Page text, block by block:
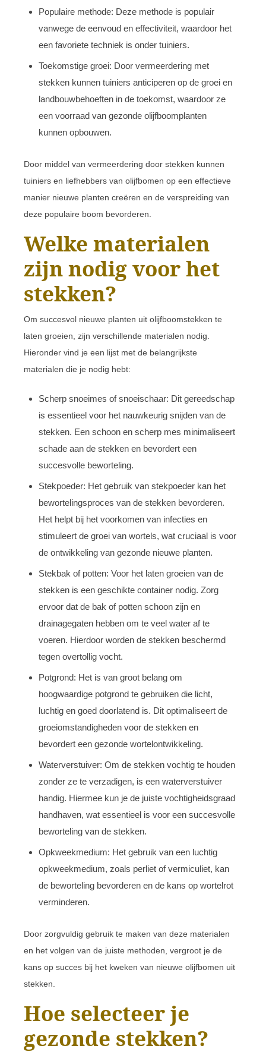
Populaire methode: Deze methode is populair
vanwege de eenvoud en effectiviteit, waardoor het
een favoriete techniek is onder tuiniers.
Toekomstige groei: Door vermeerdering met
stekken kunnen tuiniers anticiperen op de groei en
landbouwbehoeften in de toekomst, waardoor ze
een voorraad van gezonde olijfboomplanten
kunnen opbouwen.
Door middel van vermeerdering door stekken kunnen
tuiniers en liefhebbers van olijfbomen op een effectieve
manier nieuwe planten creëren en de verspreiding van
deze populaire boom bevorderen.
Welke materialen
zijn nodig voor het
stekken?
Om succesvol nieuwe planten uit olijfboomstekken te
laten groeien, zijn verschillende materialen nodig.
Hieronder vind je een lijst met de belangrijkste
materialen die je nodig hebt:
Scherp snoeimes of snoeischaar: Dit gereedschap
is essentieel voor het nauwkeurig snijden van de
stekken. Een schoon en scherp mes minimaliseert
schade aan de stekken en bevordert een
succesvolle beworteling.
Stekpoeder: Het gebruik van stekpoeder kan het
bewortelingsproces van de stekken bevorderen.
Het helpt bij het voorkomen van infecties en
stimuleert de groei van wortels, wat cruciaal is voor
de ontwikkeling van gezonde nieuwe planten.
Stekbak of potten: Voor het laten groeien van de
stekken is een geschikte container nodig. Zorg
ervoor dat de bak of potten schoon zijn en
drainagegaten hebben om te veel water af te
voeren. Hierdoor worden de stekken beschermd
tegen overtollig vocht.
Potgrond: Het is van groot belang om
hoogwaardige potgrond te gebruiken die licht,
luchtig en goed doorlatend is. Dit optimaliseert de
groeiomstandigheden voor de stekken en
bevordert een gezonde wortelontwikkeling.
Waterverstuiver: Om de stekken vochtig te houden
zonder ze te verzadigen, is een waterverstuiver
handig. Hiermee kun je de juiste vochtigheidsgraad
handhaven, wat essentieel is voor een succesvolle
beworteling van de stekken.
Opkweekmedium: Het gebruik van een luchtig
opkweekmedium, zoals perliet of vermiculiet, kan
de beworteling bevorderen en de kans op wortelrot
verminderen.
Door zorgvuldig gebruik te maken van deze materialen
en het volgen van de juiste methoden, vergroot je de
kans op succes bij het kweken van nieuwe olijfbomen uit
stekken.
Hoe selecteer je
gezonde stekken?